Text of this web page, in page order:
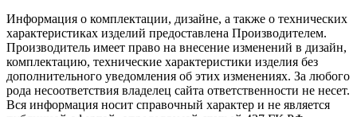
Информация о комплектации, дизайне, а также о технических
характеристиках изделий предоставлена Производителем.
Производитель имеет право на внесение изменений в дизайн,
комплектацию, технические характеристики изделия без
дополнительного уведомления об этих изменениях. За любого
рода несоответствия владелец сайта ответственности не несет.
Вся информация носит справочный характер и не является